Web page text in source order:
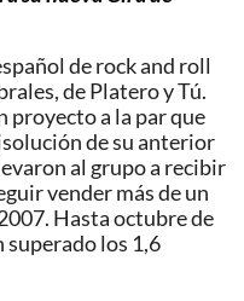
de rock and roll
de Platero y Tú.
proyecto a la par que
de su anterior
al grupo a recibir
vender más de un
Hasta octubre de
superado los 1,6